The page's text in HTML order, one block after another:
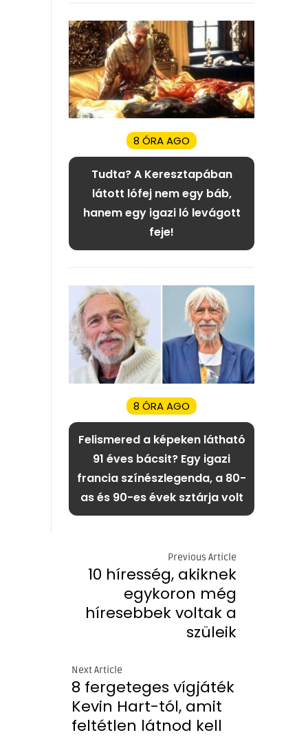
8 ÓRA AGO
Tudta? A Keresztapában
látott lófej nem egy báb,
hanem egy igazi ló levágott
feje!
8 ÓRA AGO
Felismered a képeken látható
91 éves bácsit? Egy igazi
francia színészlegenda, a 80-
as és 90-es évek sztárja volt
Previous Article
10 híresség, akiknek
egykoron még
híresebbek voltak a
szüleik
Next Article
8 fergeteges vígjáték
Kevin Hart-tól, amit
feltétlen látnod kell